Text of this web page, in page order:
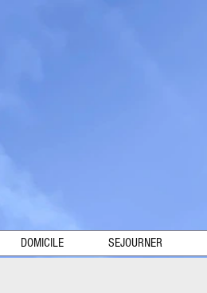
DOMICILE SEJOURNER